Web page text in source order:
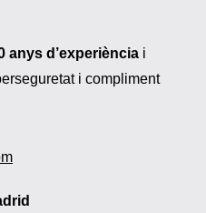
anys d’experiènciai
i compliment